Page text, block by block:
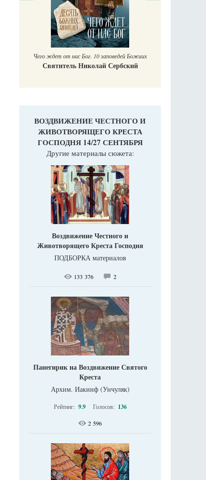
Чего ждет от нас Бог. 10 заповедей Божиих
Святитель Николай Сербский
ВОЗДВИЖЕНИЕ ЧЕСТНОГО И
ЖИВОТВОРЯЩЕГО КРЕСТА
ГОСПОДНЯ 14/27 СЕНТЯБРЯ
Другие материалы сюжета:
Воздвижение Честного и
Животворящего Креста Господня
ПОДБОРКА материалов
133 376 2
Панегирик на Воздвижение Святого
Креста
Архим. Иакинф (Унчуляк)
Рейтинг: 9.9 Голосов: 136
2 596